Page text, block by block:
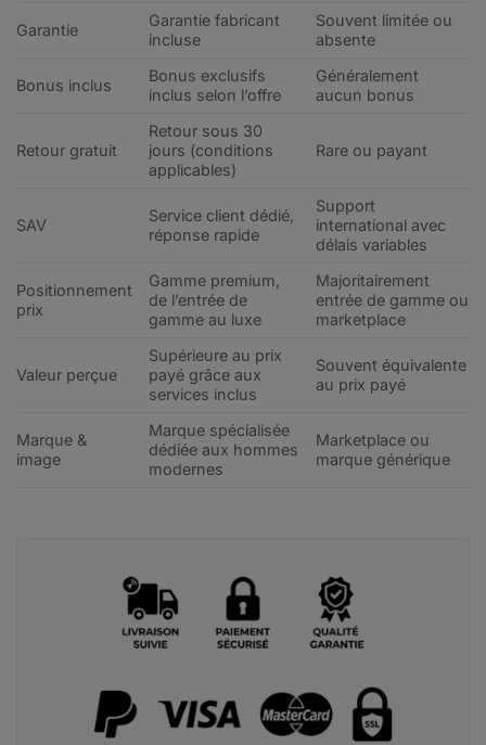
Garantie
Garantie fabricant
incluse
Souvent limitée ou
absente
Bonus inclus
Bonus exclusifs
inclus selon l’offre
Généralement
aucun bonus
Retour gratuit
Retour sous 30
jours (conditions
applicables)
Rare ou payant
SAV
Service client dédié,
réponse rapide
Support
international avec
délais variables
Positionnement
prix
Gamme premium,
de l’entrée de
gamme au luxe
Majoritairement
entrée de gamme ou
marketplace
Valeur perçue
Supérieure au prix
payé grâce aux
services inclus
Souvent équivalente
au prix payé
Marque &
image
Marque spécialisée
dédiée aux hommes
modernes
Marketplace ou
marque générique